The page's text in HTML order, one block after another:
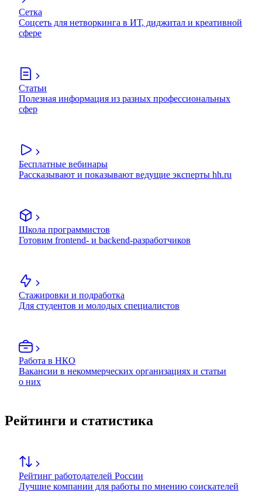
Сетка
Соцсеть для нетворкинга в ИТ, диджитал и креативной
сфере
Статьи
Полезная информация из разных профессиональных
сфер
Бесплатные вебинары
Рассказывают и показывают ведущие эксперты hh.ru
Школа программистов
Готовим frontend- и backend-разработчиков
Стажировки и подработка
Для студентов и молодых специалистов
Работа в НКО
Вакансии в некоммерческих организациях и статьи
о них
Рейтинги и статистика
Рейтинг работодателей России
Лучшие компании для работы по мнению соискателей